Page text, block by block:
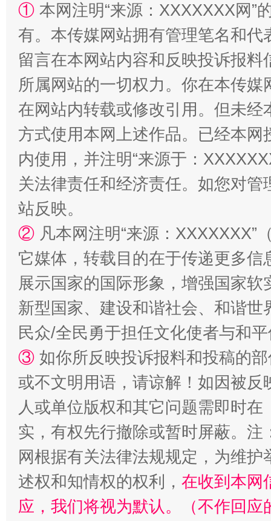
站台名比不上好声名
漫山遍野的桃花与雪山、麦地、白藏房 除
招工难、用工荒背后
① 本网注明“来源：XXXXXXX网”
有。本传媒网站拥有管理笔名和
留言在本网站内容和反映投诉报
所属网站的一切权力。你在本传
在网站内转载或修改引用。但未
方式使用本网上述作品。已经本
内使用，并注明“来源于：
关法律责任和经济责任。如您对
站反映。
② 凡本网注明“来源：
它媒体，转载目的在于传递更多
展示国家的国际形象，增强国家
新型国家、建设和谐社会、和谐
民众/全民勇于担任文化使者与和
③ 如你所反映投诉报料和投稿的
或不文明用语，请谅解！如因被
人或单位版权和其它问题需即时在
实，有权先行撤除或暂时屏蔽。
网根据有关法律法规规定，为维
述权和知情权的权利， 在收到本网
应，我们将视为默认。（不作回应